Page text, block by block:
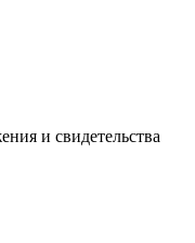
и свидетельства